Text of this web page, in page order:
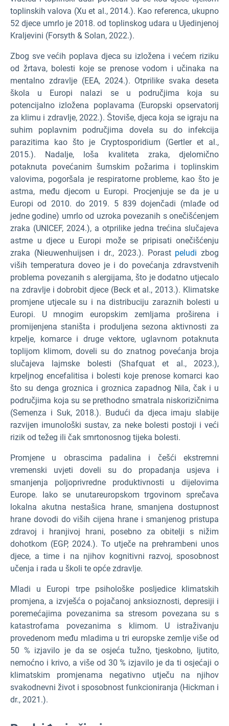
toplinskih valova (Xu et al., 2014.). Kao referenca, ukupno
52 djece umrlo je 2018. od toplinskog udara u Ujedinjenoj
Kraljevini (Forsyth & Solan, 2022.).
Zbog sve većih poplava djeca su izložena i većem riziku
od žrtava, bolesti koje se prenose vodom i učinaka na
mentalno zdravlje (EEA, 2024.). Otprilike svaka deseta
škola u Europi nalazi se u područjima koja su
potencijalno izložena poplavama (Europski opservatorij
za klimu i zdravlje, 2022.). Štoviše, djeca koja se igraju na
suhim poplavnim područjima dovela su do infekcija
parazitima kao što je Cryptosporidium (Gertler et al.,
2015.). Nadalje, loša kvaliteta zraka, djelomično
potaknuta povećanim šumskim požarima i toplinskim
valovima, pogoršala je respiratorne probleme, kao što je
astma, među djecom u Europi. Procjenjuje se da je u
Europi od 2010. do 2019. 5 839 dojenčadi (mlađe od
jedne godine) umrlo od uzroka povezanih s onečišćenjem
zraka (UNICEF, 2024.), a otprilike jedna trećina slučajeva
astme u djece u Europi može se pripisati onečišćenju
zraka (Nieuwenhuijsen i dr., 2023.). Porast peludi zbog
viših temperatura doveo je i do povećanja zdravstvenih
problema povezanih s alergijama, što je dodatno utjecalo
na zdravlje i dobrobit djece (Beck et al., 2013.). Klimatske
promjene utjecale su i na distribuciju zaraznih bolesti u
Europi. U mnogim europskim zemljama proširena i
promijenjena staništa i produljena sezona aktivnosti za
krpelje, komarce i druge vektore, uglavnom potaknuta
toplijom klimom, doveli su do znatnog povećanja broja
slučajeva lajmske bolesti (Shafquat et al., 2023.),
krpeljnog encefalitisa i bolesti koje prenose komarci kao
što su denga groznica i groznica zapadnog Nila, čak i u
područjima koja su se prethodno smatrala niskorizičnima
(Semenza i Suk, 2018.). Budući da djeca imaju slabije
razvijen imunološki sustav, za neke bolesti postoji i veći
rizik od težeg ili čak smrtonosnog tijeka bolesti.
Promjene u obrascima padalina i češći ekstremni
vremenski uvjeti doveli su do propadanja usjeva i
smanjenja poljoprivredne produktivnosti u dijelovima
Europe. Iako se unutareuropskom trgovinom sprečava
lokalna akutna nestašica hrane, smanjena dostupnost
hrane dovodi do viših cijena hrane i smanjenog pristupa
zdravoj i hranjivoj hrani, posebno za obitelji s nižim
dohotkom (EGP, 2024.). To utječe na prehrambeni unos
djece, a time i na njihov kognitivni razvoj, sposobnost
učenja i rada u školi te opće zdravlje.
Mladi u Europi trpe psihološke posljedice klimatskih
promjena, a izvješća o pojačanoj anksioznosti, depresiji i
poremećajima povezanima sa stresom povezana su s
katastrofama povezanima s klimom. U istraživanju
provedenom među mladima u tri europske zemlje više od
50 % izjavilo je da se osjeća tužno, tjeskobno, ljutito,
nemoćno i krivo, a više od 30 % izjavilo je da ti osjećaji o
klimatskim promjenama negativno utječu na njihov
svakodnevni život i sposobnost funkcioniranja (Hickman i
dr., 2021.).